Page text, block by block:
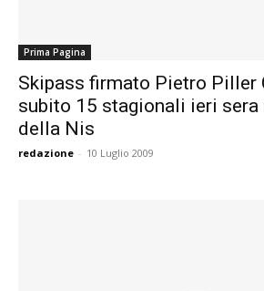
Prima Pagina
Skipass firmato Pietro Piller
subito 15 stagionali ieri sera
della Nis
redazione - 10 Luglio 2009